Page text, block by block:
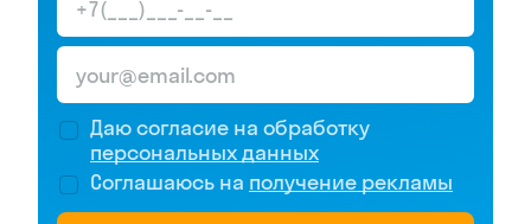
Даю согласие на обработку
персональных данных
Соглашаюсь на получение рекламы